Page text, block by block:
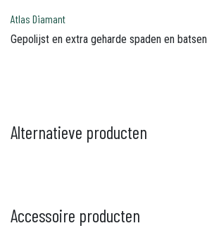
Atlas Diamant
Gepolijst en extra geharde spaden en batsen
Alternatieve producten
Accessoire producten